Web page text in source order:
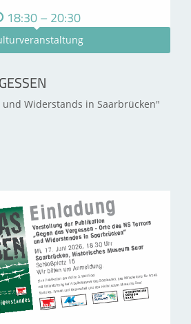
18:30 – 20:30
Widerstands in Saarbrücken"